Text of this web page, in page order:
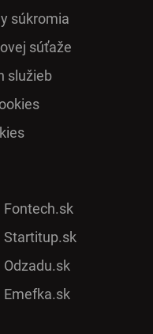
súkromia
sú­ťaže
služieb
Fontech.sk
Startitup.sk
Odzadu.sk
Emefka.sk